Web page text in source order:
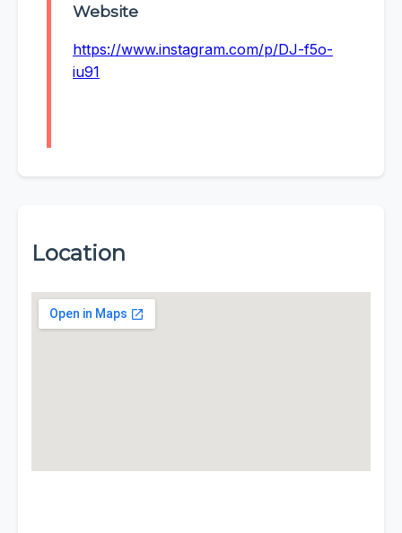
Website
https://www.instagram.com/p/DJ-f5o-
iu91
Location